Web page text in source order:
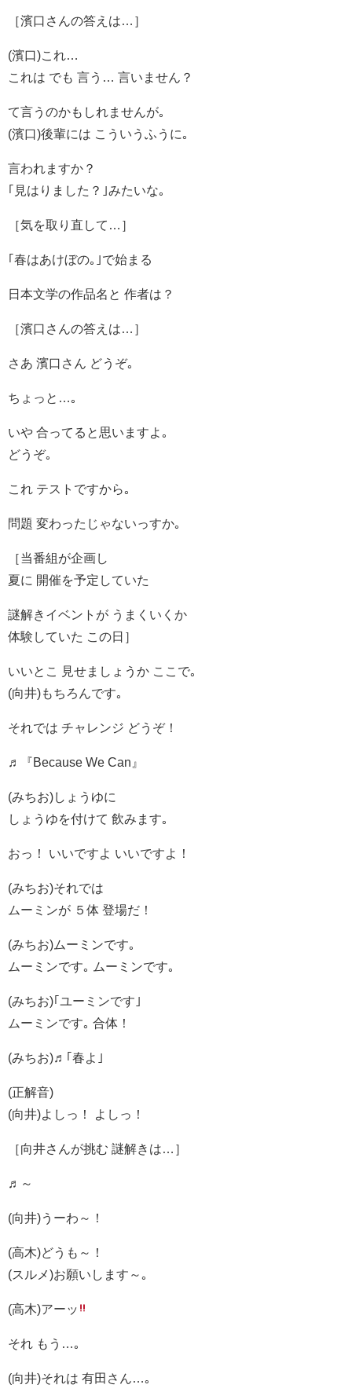
［濱口さんの答えは…］
(濱口)これ…
これは でも 言う… 言いません？
て言うのかもしれませんが｡
(濱口)後輩には こういうふうに｡
言われますか？
｢見はりました？｣みたいな｡
［気を取り直して…］
｢春はあけぼの｡｣で始まる
日本文学の作品名と 作者は？
［濱口さんの答えは…］
さあ 濱口さん どうぞ｡
ちょっと…｡
いや 合ってると思いますよ｡
どうぞ｡
これ テストですから｡
問題 変わったじゃないっすか｡
［当番組が企画し
夏に 開催を予定していた
謎解きイベントが うまくいくか
体験していた この日］
いいとこ 見せましょうか ここで｡
(向井)もちろんです｡
それでは チャレンジ どうぞ！
♬『Because We Can』
(みちお)しょうゆに
しょうゆを付けて 飲みます｡
おっ！ いいですよ いいですよ！
(みちお)それでは
ムーミンが ５体 登場だ！
(みちお)ムーミンです｡
ムーミンです｡ ムーミンです｡
(みちお)｢ユーミンです｣
ムーミンです｡ 合体！
(みちお)♬｢春よ｣
(正解音)
(向井)よしっ！ よしっ！
［向井さんが挑む 謎解きは…］
♬～
(向井)うーわ～！
(高木)どうも～！
(スルメ)お願いします～｡
(高木)アーッ
それ もう…｡
(向井)それは 有田さん…｡